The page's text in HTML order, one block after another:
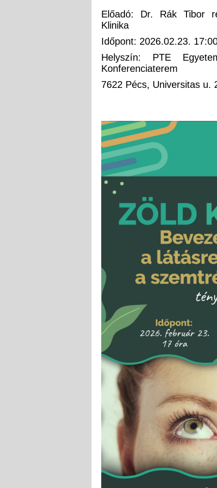
Előadó: Dr. Rák Tibor
Klinika
Időpont: 2026.02.23.
Helyszín: PTE
Konferenciaterem
7622 Pécs, Universitas u.